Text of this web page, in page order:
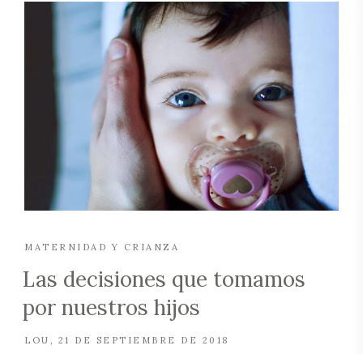
MATERNIDAD Y CRIANZA
Las decisiones que tomamos
por nuestros hijos
LOU 21 DE SEPTIEMBRE DE 2018